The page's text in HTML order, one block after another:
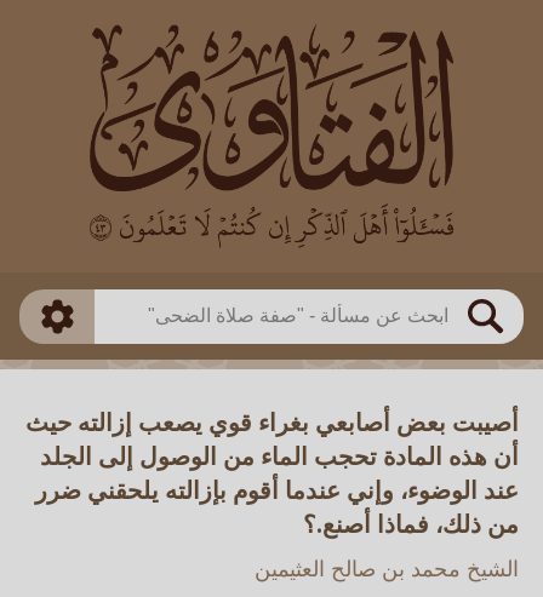
بحث
العالم
بن باز
بن العثيمين
اللجنة الدائمة
طريقة البحث
ذكي
أصيبت بعض أصابعي بغراء قوي يصعب إزالته حيث
أن هذه المادة تحجب الماء من الوصول إلى الجلد
عند الوضوء، وإني عندما أقوم بإزالته يلحقني ضرر
من ذلك، فماذا أصنع.؟
الشيخ محمد بن صالح العثيمين